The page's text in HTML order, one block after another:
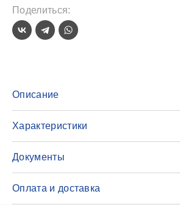
Поделиться:
Описание
Характеристики
Документы
Оплата и доставка